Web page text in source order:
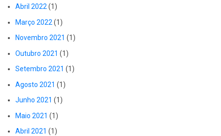
Abril 2022(1)
Março 2022 (1)
Novembro 2021 (1)
Outubro 2021 (1)
Setembro 2021 (1)
Agosto 2021 (1)
Junho 2021 (1)
Maio 2021 (1)
Abril 2021 (1)